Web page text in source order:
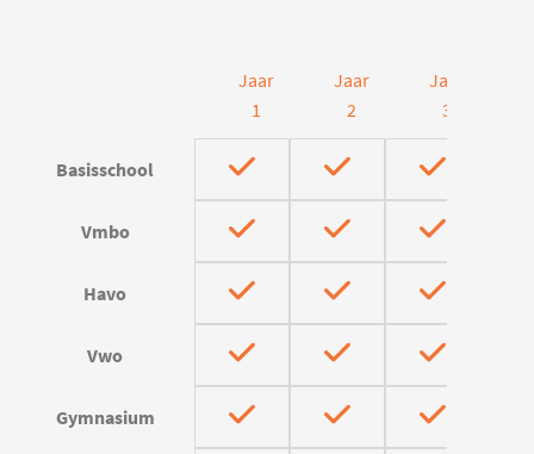
Jaar
1
Jaar
2
Jaar
3
Basisschool
Vmbo
Havo
Vwo
Gymnasium